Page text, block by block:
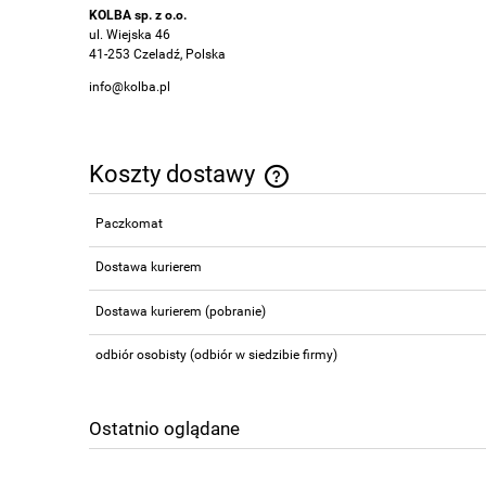
KOLBA sp. z o.o.
ul. Wiejska 46
41-253 Czeladź, Polska
info@kolba.pl
Koszty dostawy
płatności
Paczkomat
Dostawa kurierem
Dostawa kurierem (pobranie)
odbiór osobisty (odbiór w siedzibie firmy)
Ostatnio oglądane